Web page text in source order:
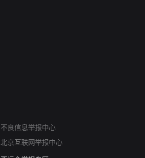
不良信息举报中心
北京互联网举报中心
算法推荐专项举报